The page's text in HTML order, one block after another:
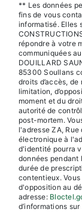
** Les données
fins de vous
informatisé. Elles
répondre à votre
communiquées
DOUILLARD
85300 Soullans
droits d’accès,
limitation,
moment et du
autorité de
post-mortem.
l'adresse ZA,
électronique à
d'identité pourra
données pendant
durée de
contentieux.
d'opposition au
adresse:
d’informations